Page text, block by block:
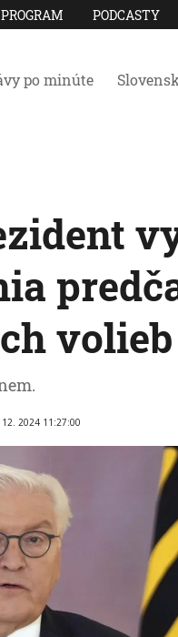
PODCASTY
po minúte
volieb
2024 11:27:00